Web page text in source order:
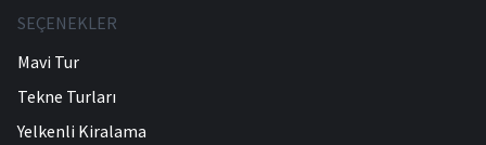
SEÇENEKLER
Mavi Tur
Tekne Turları
Yelkenli Kiralama